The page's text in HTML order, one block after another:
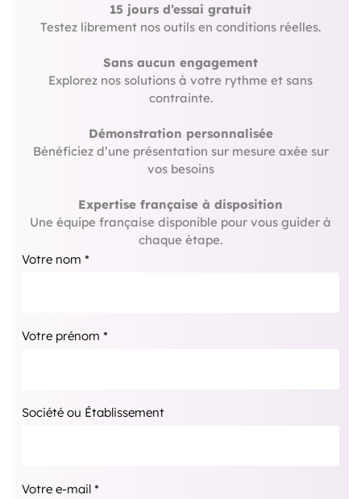
15 jours d’essai gratuit
Testez librement nos outils en conditions réelles.
Sans aucun engagement
Explorez nos solutions à votre rythme et sans
contrainte.
Démonstration personnalisée
Bénéficiez d’une présentation sur mesure axée sur
vos besoins
Expertise française à disposition
Une équipe française disponible pour vous guider à
chaque étape.
Votre nom *
Votre prénom *
Société ou Établissement
Votre e-mail *